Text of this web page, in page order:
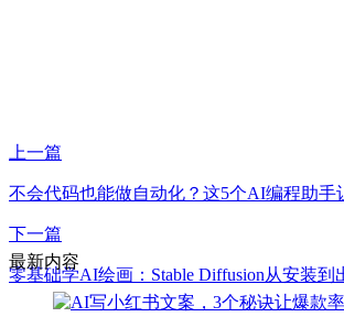
上一篇
不会代码也能做自动化？这5个AI编程助手
下一篇
零基础学AI绘画：Stable Diffusion从安装到
最新内容